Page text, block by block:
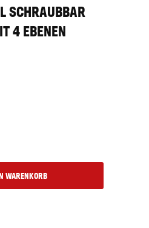
SCHRAUBBAR
4 EBENEN
WARENKORB